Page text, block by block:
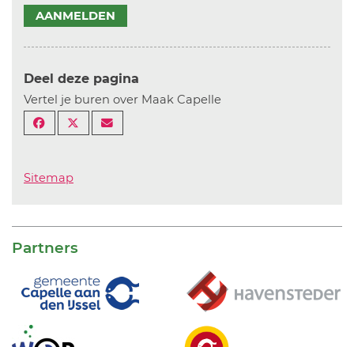
AANMELDEN
Deel deze pagina
Vertel je buren over Maak Capelle
Sitemap
Partners